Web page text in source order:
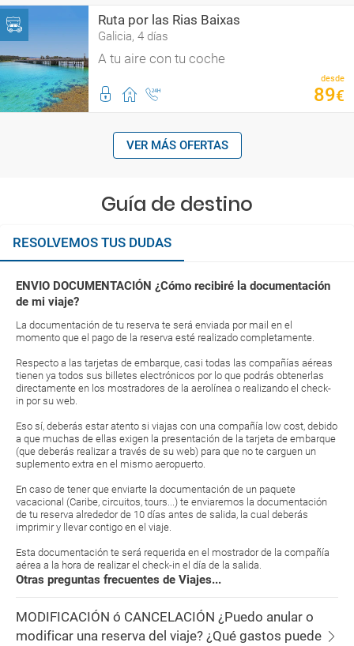
Ruta por las Rias Baixas
Galicia, 4 días
A tu aire con tu coche
desde
89€
VER MÁS OFERTAS
Guía de destino
RESOLVEMOS TUS DUDAS
ENVIO DOCUMENTACIÓN ¿Cómo recibiré la documentación
de mi viaje?
La documentación de tu reserva te será enviada por mail en el
momento que el pago de la reserva esté realizado completamente.
Respecto a las tarjetas de embarque, casi todas las compañías aéreas
tienen ya todos sus billetes electrónicos por lo que podrás obtenerlas
directamente en los mostradores de la aerolínea o realizando el check-
in por su web.
Eso sí, deberás estar atento si viajas con una compañía low cost, debido
a que muchas de ellas exigen la presentación de la tarjeta de embarque
(que deberás realizar a través de su web) para que no te carguen un
suplemento extra en el mismo aeropuerto.
En caso de tener que enviarte la documentación de un paquete
vacacional (Caribe, circuitos, tours...) te enviaremos la documentación
de tu reserva alrededor de 10 días antes de salida, la cual deberás
imprimir y llevar contigo en el viaje.
Esta documentación te será requerida en el mostrador de la compañía
aérea a la hora de realizar el check-in el día de la salida.
Otras preguntas frecuentes de Viajes...
MODIFICACIÓN ó CANCELACIÓN ¿Puedo anular o
modificar una reserva del viaje? ¿Qué gastos puede